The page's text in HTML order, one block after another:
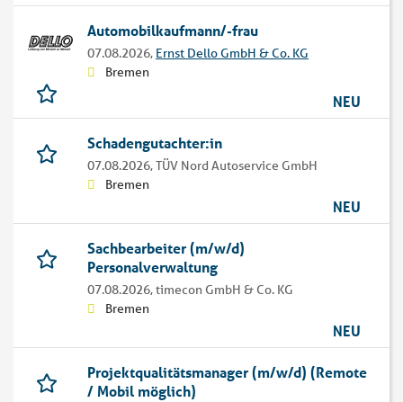
Automobilkaufmann/-frau
07.08.2026, Ernst Dello GmbH & Co. KG
Bremen
NEU
Schadengutachter:in
07.08.2026,TÜV Nord Autoservice GmbH
Bremen
NEU
Sachbearbeiter (m/w/d)
Personalverwaltung
07.08.2026,timecon GmbH & Co. KG
Bremen
NEU
Projektqualitätsmanager (m/w/d) (Remote
/ Mobil möglich)